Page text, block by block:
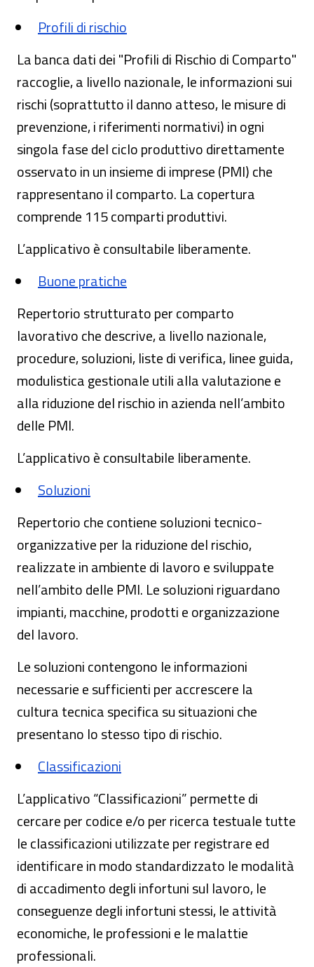
Profili di rischio
La banca dati dei "Profili di Rischio di Comparto"
raccoglie, a livello nazionale, le informazioni sui
rischi (soprattutto il danno atteso, le misure di
prevenzione, i riferimenti normativi) in ogni
singola fase del ciclo produttivo direttamente
osservato in un insieme di imprese (PMI) che
rappresentano il comparto. La copertura
comprende 115 comparti produttivi.
L’applicativo è consultabile liberamente.
Buone pratiche
Repertorio strutturato per comparto
lavorativo che descrive, a livello nazionale,
procedure, soluzioni, liste di verifica, linee guida,
modulistica gestionale utili alla valutazione e
alla riduzione del rischio in azienda nell’ambito
delle PMI.
L’applicativo è consultabile liberamente.
Soluzioni
Repertorio che contiene soluzioni tecnico-
organizzative per la riduzione del rischio,
realizzate in ambiente di lavoro e sviluppate
nell’ambito delle PMI. Le soluzioni riguardano
impianti, macchine, prodotti e organizzazione
del lavoro.
Le soluzioni contengono le informazioni
necessarie e sufficienti per accrescere la
cultura tecnica specifica su situazioni che
presentano lo stesso tipo di rischio.
Classificazioni
L’applicativo “Classificazioni” permette di
cercare per codice e/o per ricerca testuale tutte
le classificazioni utilizzate per registrare ed
identificare in modo standardizzato le modalità
di accadimento degli infortuni sul lavoro, le
conseguenze degli infortuni stessi, le attività
economiche, le professioni e le malattie
professionali.